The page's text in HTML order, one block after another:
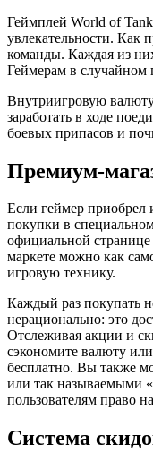
Геймплей World of
увлекательности. Как
команды. Каждая из
Геймерам в случайном
Внутриигровую
заработать в ходе
боевых припасов и
Премиум-
Если геймер приобрел
покупки в
официальной
маркете можно как
игровую технику.
Каждый раз покупать
нерационально: это
Отслеживая акции и
сэкономите валюту
бесплатно. Вы также
или так называемыми
пользователям право
Система